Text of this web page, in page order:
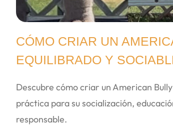
CÓMO CRIAR UN
EQUILIBRADO Y
Descubre cómo criar un American
práctica para su socialización,
responsable.